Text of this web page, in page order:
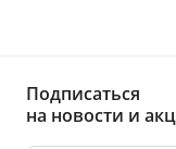
Подписаться
на новости и